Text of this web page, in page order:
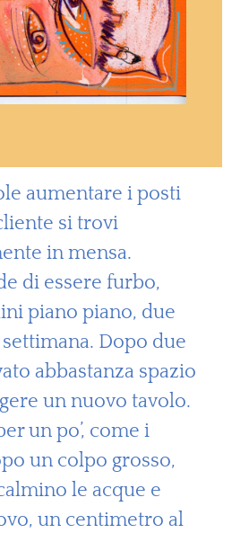
aumentare i posti
si trovi
in mensa.
di essere furbo,
piano piano, due
Dopo due
abbastanza spazio
un nuovo tavolo.
un po’, come i
un colpo grosso,
le acque e
un centimetro al